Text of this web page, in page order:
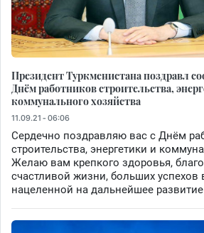
Президент Туркменистана поздравл
Днём работников строительства,
коммунального хозяйства
11.09.21 - 06:06
Сердечно поздравляю вас с Днём
строительства, энергетики и
Желаю вам крепкого здоровья,
счастливой жизни, больших успехов
нацеленной на дальнейшее